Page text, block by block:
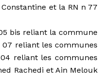
et la RN n 77
bis reliant la commune
07 reliant les communes
reliant les communes
Rachedi et Ain Melouk